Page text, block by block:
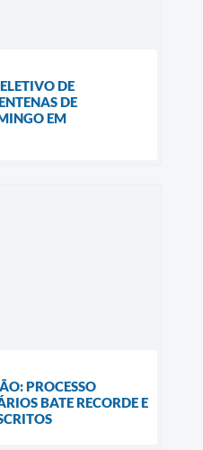
DE
DE
EM
PROCESSO
BATE RECORDE E